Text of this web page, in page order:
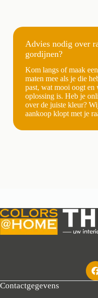
Advies nodig over
gordijnen?
Kom langs of maak
maten mee als je die
past, wat mooi oogt en
oplossing is. Heb je
over de juiste kleur?
aankoop klopt met je
Contactgegevens